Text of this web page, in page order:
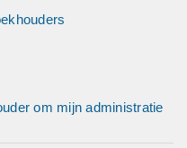
om mijn administratie